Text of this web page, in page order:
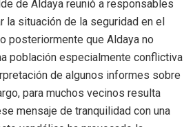
de Aldaya reunió a responsables
la situación de la seguridad en el
posteriormente que Aldaya no
población especialmente conflictiva
de algunos informes sobre
para muchos vecinos resulta
mensaje de tranquilidad con una